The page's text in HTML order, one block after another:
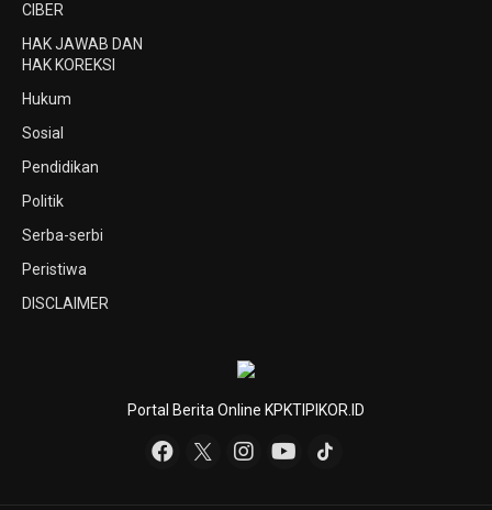
CIBER
HAK JAWAB DAN
HAK KOREKSI
Hukum
Sosial
Pendidikan
Politik
Serba-serbi
Peristiwa
DISCLAIMER
Portal Berita Online KPKTIPIKOR.ID